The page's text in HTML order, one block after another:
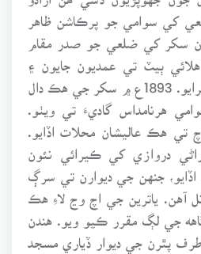
کي سوامي جو پرڪاشن ظاهر
انگريزن سکر کي ضلعي جو صدر مقام
ٻيٽ تي عمديون جايون ۽
ڪاليءَ جو مندر تعمير ڪرايو. 1893ع ۾ سکر جي هڪ دال
هرنامداس گاديءَ تي ويٺو.
تي هڪ عاليشان محلات اڏايو.
دروازي کي ڪيرائي نئون
جنهن جي ديوارن تي سرڳ
آهن. ياترين جي اچ وڃ لاءِ هڪ
جي لڳ مقرر ڪيو ويو. هندن
پٿرن جي ديوار ڏياري مسجد